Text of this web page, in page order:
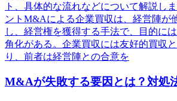
ト、具体的な流れなどについて解説し
ントM&Aによる企業買収は、経営陣が
し、経営権を獲得する手法で、目的に
角化がある。企業買収には友好的買収
り、前者は経営陣との合意を
M&Aが失敗する要因とは？対処